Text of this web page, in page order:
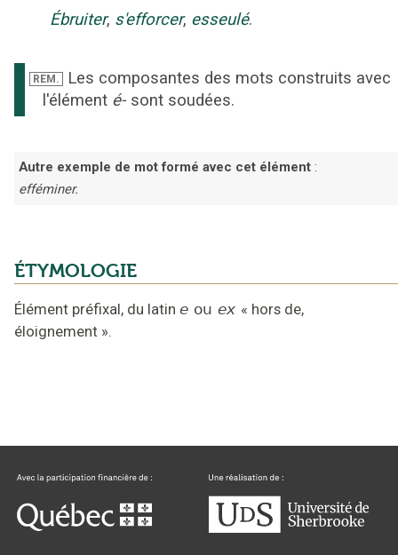
Ébruiter, s'efforcer, esseulé.
REM.
Les composantes des mots construits avec
l'élément é- sont soudées.
Autre exemple de mot formé avec cet élément :
efféminer.
ÉTYMOLOGIE
Élément préfixal, du latin e ou ex « hors de,
éloignement ».